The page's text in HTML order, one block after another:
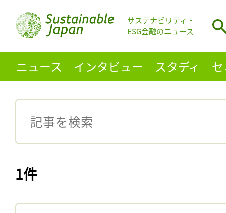
サステナビリティ・
ESG金融のニュース
ニュース インタビュー スタディ
1件